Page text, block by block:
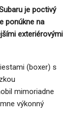
je poctivý
ponúkne na
exteriérovými
(boxer) s
mimoriadne
výkonný